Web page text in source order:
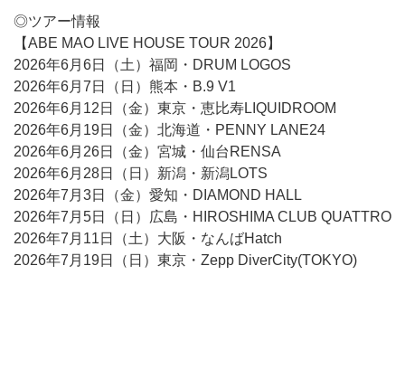
◎ツアー情報
【ABE MAO LIVE HOUSE TOUR 2026】
2026年6月6日（土）福岡・DRUM LOGOS
2026年6月7日（日）熊本・B.9 V1
2026年6月12日（金）東京・恵比寿LIQUIDROOM
2026年6月19日（金）北海道・PENNY LANE24
2026年6月26日（金）宮城・仙台RENSA
2026年6月28日（日）新潟・新潟LOTS
2026年7月3日（金）愛知・DIAMOND HALL
2026年7月5日（日）広島・HIROSHIMA CLUB QUATTRO
2026年7月11日（土）大阪・なんばHatch
2026年7月19日（日）東京・Zepp DiverCity(TOKYO)